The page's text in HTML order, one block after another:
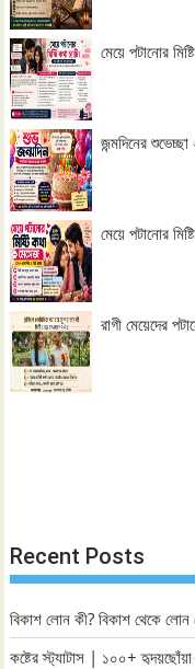
মেয়ে পটানোর
জন্মদিনের
মেয়ে পটানোর
রাগী মেয়েদের
Recent Posts
বিকাশ লোন কী? বিকাশ থেকে
কষ্টের স্ট্যাটাস | ১০০+